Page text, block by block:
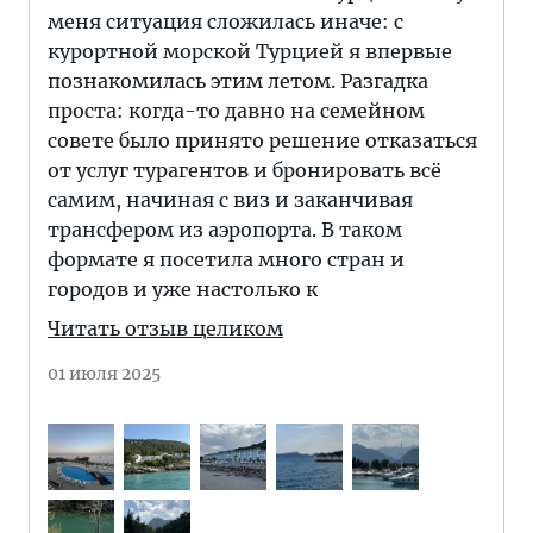
меня ситуация сложилась иначе: с
курортной морской Турцией я впервые
познакомилась этим летом. Разгадка
проста: когда-то давно на семейном
совете было принято решение отказаться
от услуг турагентов и бронировать всё
самим, начиная с виз и заканчивая
трансфером из аэропорта. В таком
формате я посетила много стран и
городов и уже настолько к
Читать отзыв целиком
01 июля 2025